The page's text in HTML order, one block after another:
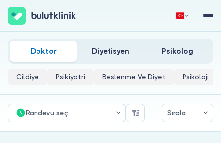
Hemen Kaydol Giriş Yap
Kocaeli Adli Tıp Doktorları
Doktor Diyetisyen Psikolog
Cildiye Psikiyatri Beslenme Ve Diyet Psikoloji
Randevu seç Sırala